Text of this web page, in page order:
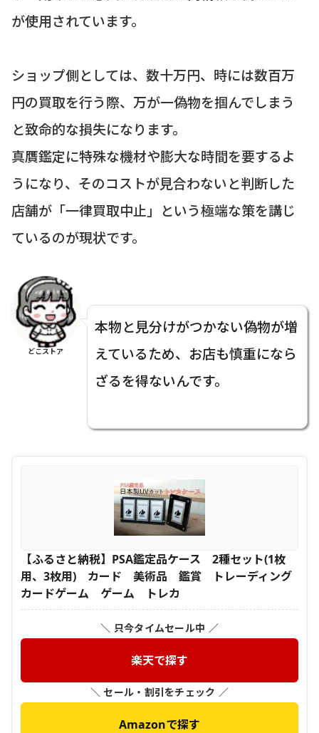
が使用されています。
ショップ側としては、数十万円、時には数百万
円の買取を行う際、万が一偽物を掴んでしまう
と致命的な損失になります。
真贋鑑定に特殊な機材や膨大な時間を要するよ
うになり、そのコストが見合わないと判断した
店舗が「一律買取中止」という極端な策を講じ
ているのが現状です。
どこストア
本物と見分けがつかない偽物が増
えているため、お店も慎重になら
ざるを得ないんです。
【ふるさと納税】PSA鑑定品ケース 2種セット(1枚
用、3枚用) カード 美術品 鑑賞 トレーディング
カードゲーム ゲーム トレカ
＼ 只今タイムセール中 ／
楽天で探す
＼ セール・割引をチェック ／
Amazonで探す